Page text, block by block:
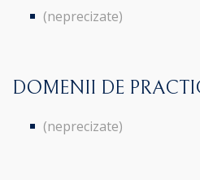
(neprecizate)
DOMENII DE
(neprecizate)